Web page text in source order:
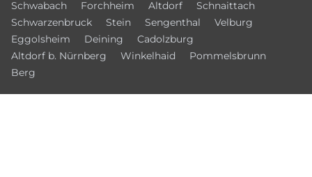
Schwabach
Forchheim Altdorf
Schnaittach
Schwarzenbruck
Stein Sengenthal
Velburg
Eggolsheim
Deining
Cadolzburg
Altdorf b. Nürnberg
Winkelhaid
Pommelsbrunn
Berg